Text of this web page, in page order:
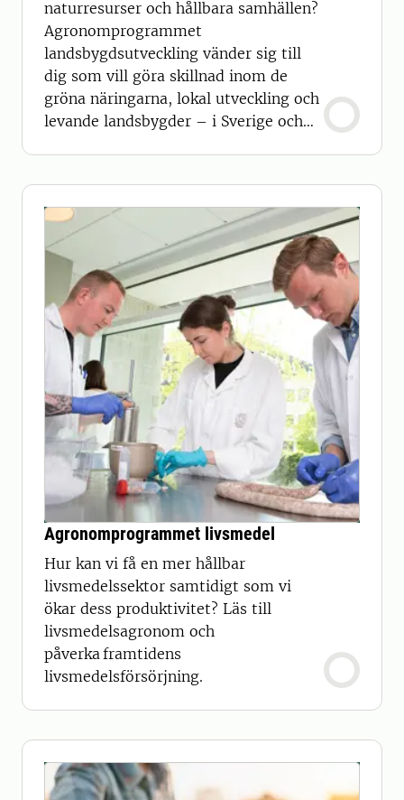
naturresurser och hållbara samhällen?
Agronomprogrammet
landsbygdsutveckling vänder sig till
dig som vill göra skillnad inom de
gröna näringarna, lokal utveckling och
levande landsbygder – i Sverige och
landsbygden inte fungerar, fungerar
ingenting.
Agronomprogrammet livsmedel
Hur kan vi få en mer hållbar
livsmedelssektor samtidigt som vi
ökar dess produktivitet? Läs till
livsmedelsagronom och
påverka framtidens
livsmedelsförsörjning.